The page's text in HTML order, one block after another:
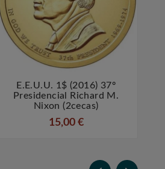
 
E.E.U.U. 1$ (2016) 37º
Presidencial Richard M.
Nixon (2cecas)
15,00 €